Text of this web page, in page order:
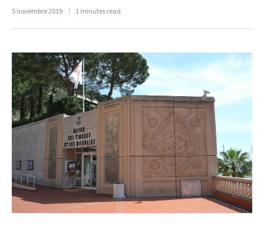
5 novembre 2019 1 minutes read